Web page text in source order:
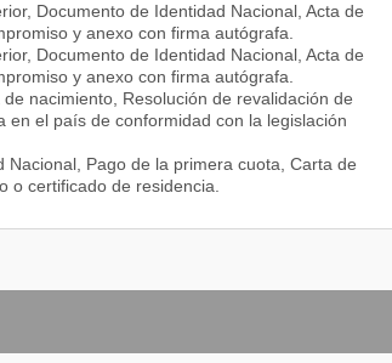
Documento de Identidad Nacional, Acta de
y anexo con firma autógrafa.
Documento de Identidad Nacional, Acta de
y anexo con firma autógrafa.
nacimiento, Resolución de revalidación de
en el país de conformidad con la legislación
Pago de la primera cuota, Carta de
o certificado de residencia.